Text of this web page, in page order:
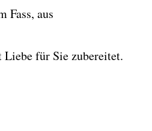
Fass, aus
Liebe für Sie zubereitet.